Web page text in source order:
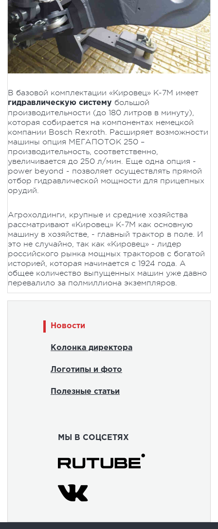
В базовой комплектации «Кировец» К-7М имеет
гидравлическую систему большой
производительности (до 180 литров в минуту),
которая собирается на компонентах немецкой
компании Bosch Rexroth. Расширяет возможности
машины опция МЕГАПОТОК 250 –
производительность, соответственно,
увеличивается до 250 л/мин. Еще одна опция -
power beyond - позволяет осуществлять прямой
отбор гидравлической мощности для прицепных
орудий.
Агрохолдинги, крупные и средние хозяйства
рассматривают «Кировец» К-7М как основную
машину в хозяйстве, - главный трактор в поле. И
это не случайно, так как «Кировец» - лидер
российского рынка мощных тракторов с богатой
историей, которая начинается с 1924 года. А
общее количество выпущенных машин уже давно
перевалило за полмиллиона экземпляров.
Новости
Колонка директора
Логотипы и фото
Полезные статьи
МЫ В СОЦСЕТЯХ